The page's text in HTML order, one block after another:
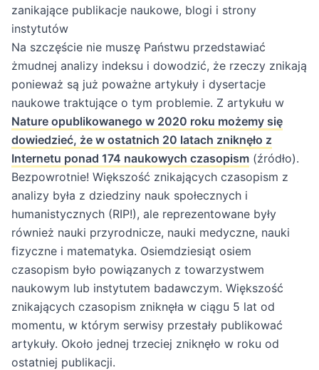
zanikające publikacje naukowe, blogi i strony
instytutów
Na szczęście nie muszę Państwu przedstawiać
żmudnej analizy indeksu i dowodzić, że rzeczy znikają
ponieważ są już poważne artykuły i dysertacje
naukowe traktujące o tym problemie. Z artykułu w
Nature opublikowanego w 2020 roku możemy się
dowiedzieć, że w ostatnich 20 latach zniknęło z
Internetu ponad 174 naukowych czasopism (źródło).
Bezpowrotnie! Większość znikających czasopism z
analizy była z dziedziny nauk społecznych i
humanistycznych (RIP!), ale reprezentowane były
również nauki przyrodnicze, nauki medyczne, nauki
fizyczne i matematyka. Osiemdziesiąt osiem
czasopism było powiązanych z towarzystwem
naukowym lub instytutem badawczym. Większość
znikających czasopism zniknęła w ciągu 5 lat od
momentu, w którym serwisy przestały publikować
artykuły. Około jednej trzeciej zniknęło w roku od
ostatniej publikacji.